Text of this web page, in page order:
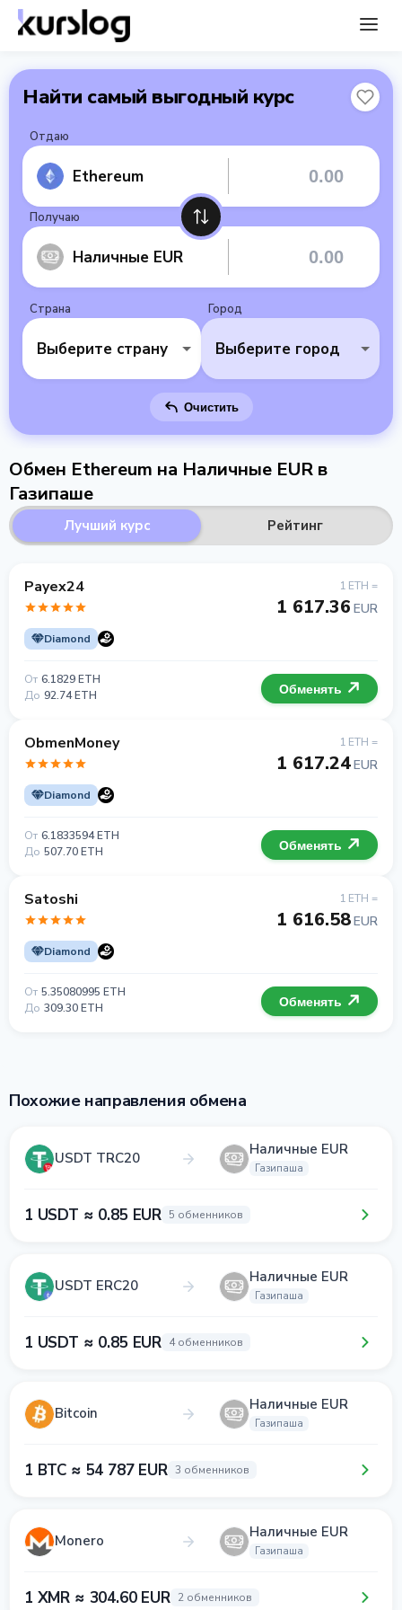
Найти самый выгодный курс
Отдаю
Ethereum
Получаю
Наличные EUR
Страна
Выберите страну
Город
Выберите город
Очистить
Обмен Ethereum на Наличные EUR в
Газипаше
Лучший курс Рейтинг
Payex24
Diamond
1 ETH =
1 617.36 EUR
От 6.1829 ETH
До 92.74 ETH Обменять
ObmenMoney
Diamond
1 ETH =
1 617.24EUR
От 6.1833594 ETH
До 507.70 ETH Обменять
Satoshi
Diamond
1 ETH =
1 616.58EUR
От 5.35080995 ETH
До 309.30 ETH Обменять
Похожие направления обмена
USDT TRC20 Наличные EUR
Газипаша
1 USDT ≈ 0.85 EUR 5 обменников
USDT ERC20 Наличные EUR
Газипаша
1 USDT ≈ 0.85 EUR 4 обменников
Bitcoin Наличные EUR
Газипаша
1 BTC ≈ 54 787 EUR 3 обменников
Monero Наличные EUR
Газипаша
1 XMR ≈ 304.60 EUR 2 обменников